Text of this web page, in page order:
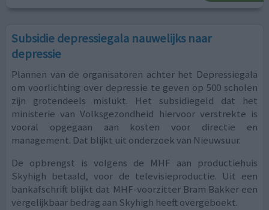
Subsidie depressiegala nauwelijks naar
depressie
Plannen van de organisatoren achter het Depressiegala
om voorlichting over depressie te geven op 500 scholen
zijn grotendeels mislukt. Het subsidiegeld dat het
ministerie van Volksgezondheid hiervoor verstrekte is
vooral opgegaan aan kosten voor directie en
management. Dat blijkt uit onderzoek van Nieuwsuur.
De opbrengst is volgens de MHF aan productiehuis
Skyhigh betaald, voor de televisieproductie. Uit een
bankafschrift blijkt dat MHF-voorzitter Bram Bakker een
vergelijkbaar bedrag aan Skyhigh heeft overgeboekt.